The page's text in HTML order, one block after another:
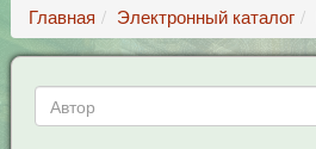
Главная Электронный каталог